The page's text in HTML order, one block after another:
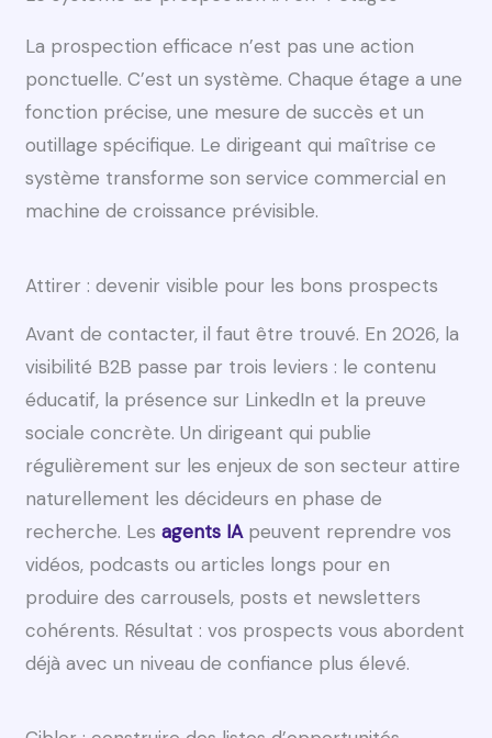
La prospection efficace n’est pas une action
ponctuelle. C’est un système. Chaque étage a une
fonction précise, une mesure de succès et un
outillage spécifique. Le dirigeant qui maîtrise ce
système transforme son service commercial en
machine de croissance prévisible.
Attirer : devenir visible pour les bons prospects
Avant de contacter, il faut être trouvé. En 2026, la
visibilité B2B passe par trois leviers : le contenu
éducatif, la présence sur LinkedIn et la preuve
sociale concrète. Un dirigeant qui publie
régulièrement sur les enjeux de son secteur attire
naturellement les décideurs en phase de
recherche. Lesagents IApeuvent reprendre vos
vidéos, podcasts ou articles longs pour en
produire des carrousels, posts et newsletters
cohérents. Résultat : vos prospects vous abordent
déjà avec un niveau de confiance plus élevé.